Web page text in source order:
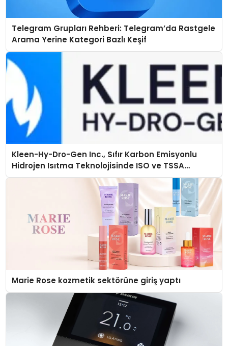
Telegram Grupları Rehberi: Telegram’da Rastgele
Arama Yerine Kategori Bazlı Keşif
Kleen-Hy-Dro-Gen Inc., Sıfır Karbon Emisyonlu
Hidrojen Isıtma Teknolojisinde ISO ve TSSA
Düzenleyici Onaylarını Aldı
Marie Rose kozmetik sektörüne giriş yaptı